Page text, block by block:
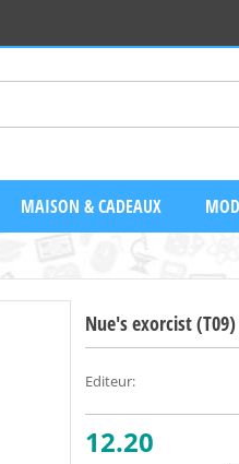
MAISON & CADEAUX
Nue's exorcist (T09)
Editeur:
12.20